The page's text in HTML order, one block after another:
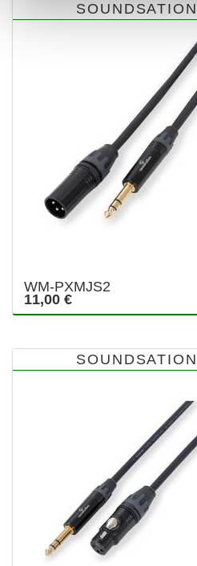
SOUNDSATION
WM-PXMJS2
11,00 €
SOUNDSATION